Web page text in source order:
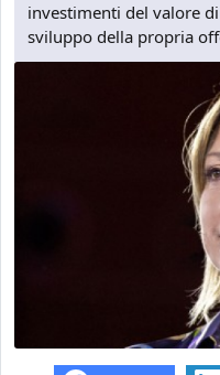
investimenti del valore
sviluppo della propria